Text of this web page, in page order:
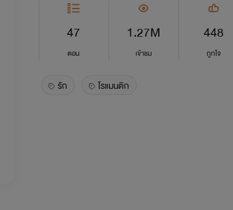
47
ตอน
1.27M
เข้าชม
448
ถูกใจ
รัก โรแมนติก